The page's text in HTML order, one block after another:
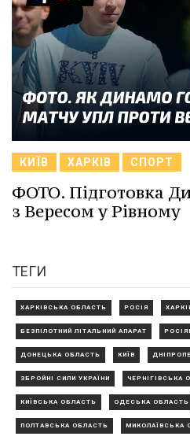
КИЇВ ХАРКІВ СПОРТ
ФОТО. Підготовка
з Вересом у Рівному
ТЕГИ
ХАРКІВСЬКА ОБЛАСТЬ РОСІЯ
БЕЗПІЛОТНИЙ ЛІТАЛЬНИЙ АПАРАТ
ДОНЕЦЬКА ОБЛАСТЬ КИЇВ
ЗБРОЙНІ СИЛИ УКРАЇНИ ЧЕРНІГІВСЬКА
КИЇВСЬКА ОБЛАСТЬ ОДЕСЬКА ОБЛАСТЬ
ПОЛТАВСЬКА ОБЛАСТЬ МИКОЛАЇВСЬКА